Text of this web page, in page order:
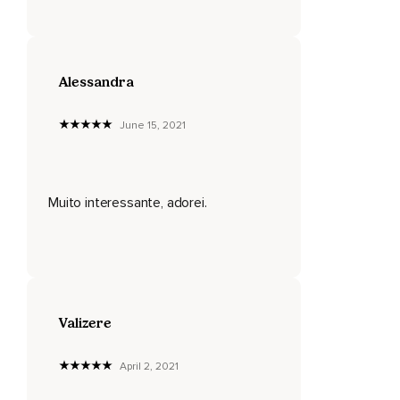
É o nosso planeta que se deslocou.
Nós somos a referência,
Como se estivéssemos em um ajuste de conta com o
Alessandra
June 15, 2021
Muito interessante, adorei.
Valizere
April 2, 2021